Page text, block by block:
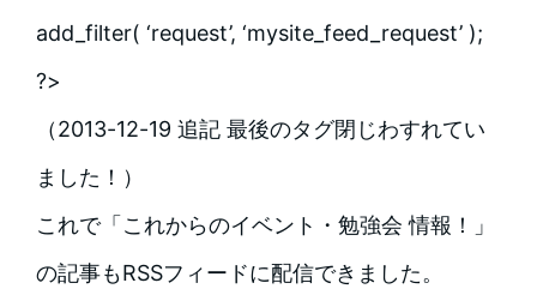
add_filter( ‘request’, ‘mysite_feed_request’ );
?>
（2013-12-19 追記 最後のタグ閉じわすれてい
ました！）
これで「これからのイベント・勉強会 情報！」
の記事もRSSフィードに配信できました。